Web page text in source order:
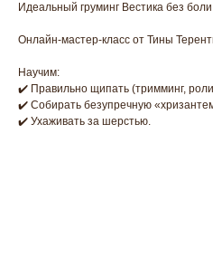
Идеальный груминг Вестика без боли
Онлайн-мастер-класс от Тины
Научим:
✔️ Правильно щипать (тримминг,
✔️ Собирать безупречную
✔️ Ухаживать за шерстью.